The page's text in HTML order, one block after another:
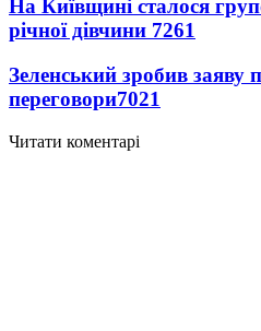
На Київщині сталося
річної дівчини 7261
Зеленський зробив заяву
переговори7021
Читати коментарі